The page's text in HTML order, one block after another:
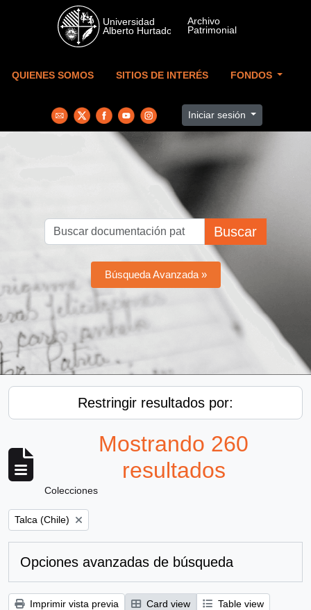
Skip to main content
QUIENES SOMOS SITIOS DE INTERÉS FONDOS
Iniciar sesión
Buscar
Búsqueda Avanzada »
Restringir resultados por:
Mostrando 260
resultados
Colecciones
Remove filter:
Talca (Chile)
Opciones avanzadas de búsqueda
Imprimir vista previa Card view
Table view